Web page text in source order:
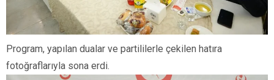
Program, yapılan dualar ve partililerle çekilen hatıra
fotoğraflarıyla sona erdi.